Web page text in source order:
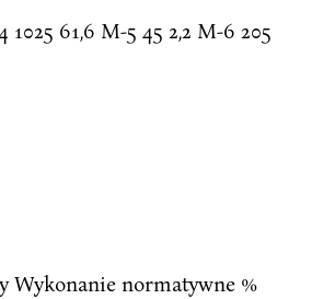
61,6 M-5 45 2,2 M-6 205
Wykonanie normatywne %